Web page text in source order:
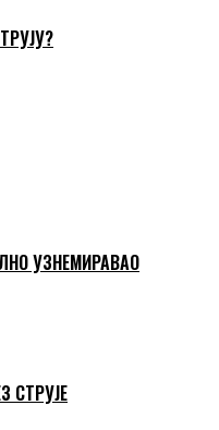
УЗНЕМИРАВАО
СТРУЈЕ